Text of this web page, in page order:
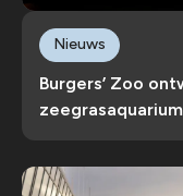
Burgers’ Zoo
Nieuws